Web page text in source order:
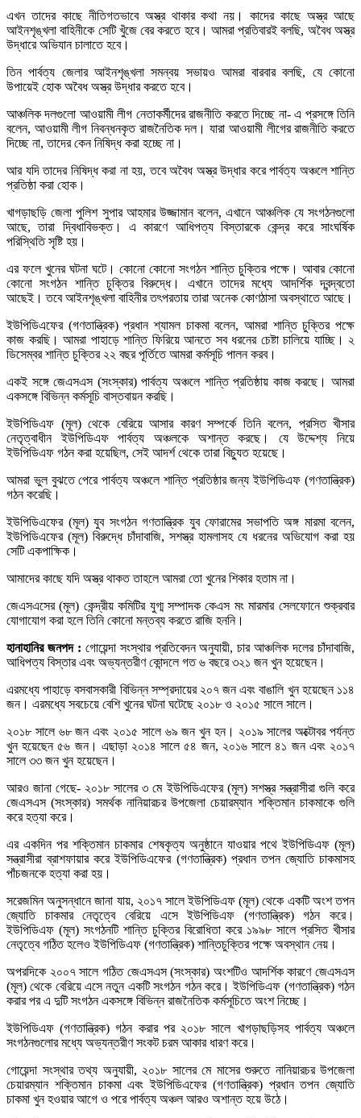
এখন তাদের কাছে নীতিগতভাবে অস্ত্র থাকার কথা নয়। কাদের কাছে অস্ত্র আছে
আইনশৃঙ্খলা বাহিনীকে সেটি খুঁজে বের করতে হবে। আমরা প্রতিবারই বলছি, অবৈধ অস্ত্র
উদ্ধারে অভিযান চালাতে হবে।
তিন পার্বত্য জেলার আইনশৃঙ্খলা সমন্বয় সভায়ও আমরা বারবার বলছি, যে কোনো
উপায়েই হোক অবৈধ অস্ত্র উদ্ধার করতে হবে।
আঞ্চলিক দলগুলো আওয়ামী লীগ নেতাকর্মীদের রাজনীতি করতে দিচ্ছে না- এ প্রসঙ্গে তিনি
বলেন, আওয়ামী লীগ নিবন্ধনকৃত রাজনৈতিক দল। যারা আওয়ামী লীগের রাজনীতি করতে
দিচ্ছে না, তাদের কেন নিষিদ্ধ করা হচ্ছে না।
আর যদি তাদের নিষিদ্ধ করা না হয়, তবে অবৈধ অস্ত্র উদ্ধার করে পার্বত্য অঞ্চলে শান্তি
প্রতিষ্ঠা করা হোক।
খাগড়াছড়ি জেলা পুলিশ সুপার আহমার উজ্জামান বলেন, এখানে আঞ্চলিক যে সংগঠনগুলো
আছে, তারা দ্বিধাবিভক্ত। এ কারণে আধিপত্য বিস্তারকে কেন্দ্র করে সাংঘর্ষিক
পরিস্থিতি সৃষ্টি হয়।
এর ফলে খুনের ঘটনা ঘটে। কোনো কোনো সংগঠন শান্তি চুক্তির পক্ষে। আবার কোনো
কোনো সংগঠন শান্তি চুক্তির বিরুদ্ধে। এখানে তাদের মধ্যে আদর্শিক দ্বন্দ্বতো
আছেই। তবে আইনশৃঙ্খলা বাহিনীর তৎপরতায় তারা অনেক কোণঠাসা অবস্থাতে আছে।
ইউপিডিএফের (গণতান্ত্রিক) প্রধান শ্যামল চাকমা বলেন, আমরা শান্তি চুক্তির পক্ষে
কাজ করছি। আমরা পাহাড়ে শান্তি ফিরিয়ে আনতে সব ধরনের চেষ্টা চালিয়ে যাচ্ছি। ২
ডিসেম্বর শান্তি চুক্তির ২২ বছর পূর্তিতে আমরা কর্মসূচি পালন করব।
একই সঙ্গে জেএসএস (সংস্কার) পার্বত্য অঞ্চলে শান্তি প্রতিষ্ঠায় কাজ করছে। আমরা
একসঙ্গে বিভিন্ন কর্মসূচি বাস্তবায়ন করছি।
ইউপিডিএফ (মূল) থেকে বেরিয়ে আসার কারণ সম্পর্কে তিনি বলেন, প্রসিত খীসার
নেতৃত্বাধীন ইউপিডিএফ পার্বত্য অঞ্চলকে অশান্ত করছে। যে উদ্দেশ্য নিয়ে
ইউপিডিএফ গঠন করা হয়েছিল, সেই আদর্শ থেকে তারা বিচ্যুত হয়েছে।
আমরা ভুল বুঝতে পেরে পার্বত্য অঞ্চলে শান্তি প্রতিষ্ঠার জন্য ইউপিডিএফ (গণতান্ত্রিক)
গঠন করেছি।
ইউপিডিএফের (মূল) যুব সংগঠন গণতান্ত্রিক যুব ফোরামের সভাপতি অঙ্গ মারমা বলেন,
ইউপিডিএফের (মূল) বিরুদ্ধে চাঁদাবাজি, সশস্ত্র হামলাসহ যে ধরনের অভিযোগ করা হয়
সেটি একপাক্ষিক।
আমাদের কাছে যদি অস্ত্র থাকত তাহলে আমরা তো খুনের শিকার হতাম না।
জেএসএসের (মূল) কেন্দ্রীয় কমিটির যুগ্ম সম্পাদক কেএস মং মারমার সেলফোনে শুক্রবার
যোগাযোগ করা হলে তিনি কোনো মন্তব্য করতে রাজি হননি।
হানাহানির জনপদ : গোয়েন্দা সংস্থার প্রতিবেদন অনুযায়ী, চার আঞ্চলিক দলের চাঁদাবাজি,
আধিপত্য বিস্তার এবং অভ্যন্তরীণ কোন্দলে গত ৬ বছরে ৩২১ জন খুন হয়েছেন।
এরমধ্যে পাহাড়ে বসবাসকারী বিভিন্ন সম্প্রদায়ের ২০৭ জন এবং বাঙালি খুন হয়েছেন ১১৪
জন। এরমধ্যে সবচেয়ে বেশি খুনের ঘটনা ঘটেছে ২০১৮ ও ২০১৫ সালে সালে।
২০১৮ সালে ৬৮ জন এবং ২০১৫ সালে ৬৯ জন খুন হন। ২০১৯ সালের অক্টোবর পর্যন্ত
খুন হয়েছেন ৫৬ জন। এছাড়া ২০১৪ সালে ৫৪ জন, ২০১৬ সালে ৪১ জন এবং ২০১৭
সালে ৩৩ জন খুন হয়েছেন।
আরও জানা গেছে- ২০১৮ সালের ৩ মে ইউপিডিএফের (মূল) সশস্ত্র সন্ত্রাসীরা গুলি করে
জেএসএস (সংস্কার) সমর্থক নানিয়ারচর উপজেলা চেয়ারম্যান শক্তিমান চাকমাকে গুলি
করে হত্যা করে।
এর একদিন পর শক্তিমান চাকমার শেষকৃত্য অনুষ্ঠানে যাওয়ার পথে ইউপিডিএফ (মূল)
সন্ত্রাসীরা ব্রাশফায়ার করে ইউপিডিএফের (গণতান্ত্রিক) প্রধান তপন জ্যোতি চাকমাসহ
পাঁচজনকে হত্যা করা হয়।
সরেজমিন অনুসন্ধানে জানা যায়, ২০১৭ সালে ইউপিডিএফ (মূল) থেকে একটি অংশ তপন
জ্যোতি চাকমার নেতৃত্বে বেরিয়ে এসে ইউপিডিএফ (গণতান্ত্রিক) গঠন করে।
ইউপিডিএফ (মূল) সংগঠনটি শান্তি চুক্তির বিরোধিতা করে ১৯৯৮ সালে প্রসিত খীসার
নেতৃত্বে গঠিত হলেও ইউপিডিএফ (গণতান্ত্রিক) শান্তিচুক্তির পক্ষে অবস্থান নেয়।
অপরদিকে ২০০৭ সালে গঠিত জেএসএস (সংস্কার) অংশটিও আদর্শিক কারণে জেএসএস
(মূল) থেকে বেরিয়ে এসে নতুন একটি সংগঠন গঠন করে। ইউপিডিএফ (গণতান্ত্রিক) গঠন
করার পর এ দুটি সংগঠন একসঙ্গে বিভিন্ন রাজনৈতিক কর্মসূচিতে অংশ নিচ্ছে।
ইউপিডিএফ (গণতান্ত্রিক) গঠন করার পর ২০১৮ সালে খাগড়াছড়িসহ পার্বত্য অঞ্চলে
সংগঠনগুলোর মধ্যে অভ্যন্তরীণ সংকট চরম আকার ধারণ করে।
গোয়েন্দা সংস্থার তথ্য অনুযায়ী, ২০১৮ সালের মে মাসের শুরুতে নানিয়ারচর উপজেলা
চেয়ারম্যান শক্তিমান চাকমা এবং ইউপিডিএফের (গণতান্ত্রিক) প্রধান তপন জ্যোতি
চাকমা খুন হওয়ার আগে ও পরে পার্বত্য অঞ্চল আরও অশান্ত হয়ে উঠে।